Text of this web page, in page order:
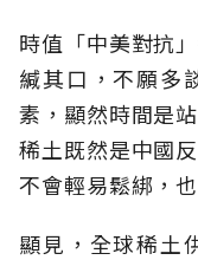
時值「中美對抗
緘其口，不願多
素，顯然時間是
稀土既然是中國
不會輕易鬆綁，
顯見，全球稀土